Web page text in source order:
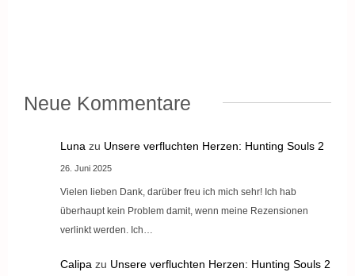
Neue Kommentare
Luna zu Unsere verfluchten Herzen: Hunting Souls 2
26. Juni 2025
Vielen lieben Dank, darüber freu ich mich sehr! Ich hab
überhaupt kein Problem damit, wenn meine Rezensionen
verlinkt werden. Ich…
Calipazu Unsere verfluchten Herzen: Hunting Souls 2